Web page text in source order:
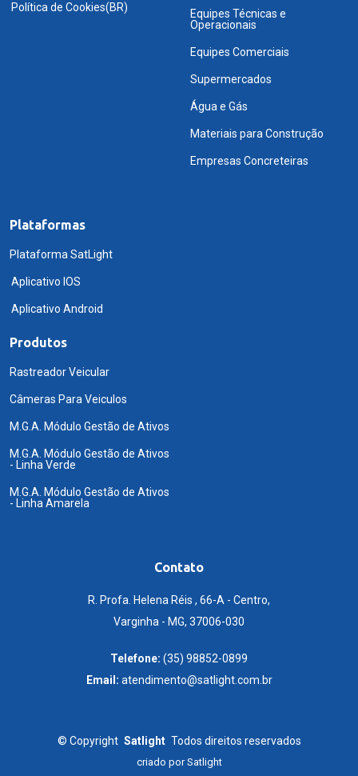
Política de Cookies(BR)
Equipes Técnicas e
Operacionais
Equipes Comerciais
Supermercados
Água e Gás
Materiais para Construção
Empresas Concreteiras
Plataformas
Plataforma SatLight
Aplicativo IOS
Aplicativo Android
Produtos
Rastreador Veicular
Câmeras Para Veiculos
M.G.A. Módulo Gestão de Ativos
M.G.A. Módulo Gestão de Ativos
- Linha Verde
M.G.A. Módulo Gestão de Ativos
- Linha Amarela
Contato
R. Profa. Helena Réis , 66-A - Centro,
Varginha - MG, 37006-030
Telefone: (35) 98852-0899
Email: atendimento@satlight.com.br
© Copyright Satlight Todos direitos reservados
criado porSatlight